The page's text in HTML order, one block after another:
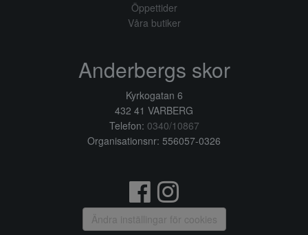
Öppettider
Våra butiker
Anderbergs skor
Kyrkogatan 6
432 41 VARBERG
Telefon: 0340/10867
Organisationsnr: 556057-0326
Ändra inställingar för cookies